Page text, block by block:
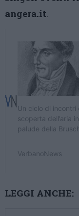
angera.it.
LEGGI ANCHE: